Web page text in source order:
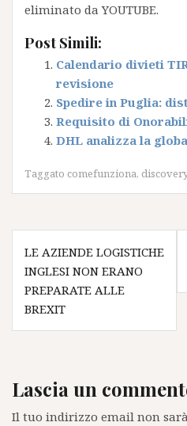
eliminato da YOUTUBE.
Post Simili:
Calendario divieti
revisione
Spedire in Puglia:
Requisito di
DHL analizza la
Taggato comefunziona,
Navigazione
articoli
LE AZIENDE LOGISTICHE
INGLESI NON ERANO
PREPARATE ALLE
BREXIT
Lascia un
Il tuo indirizzo email non